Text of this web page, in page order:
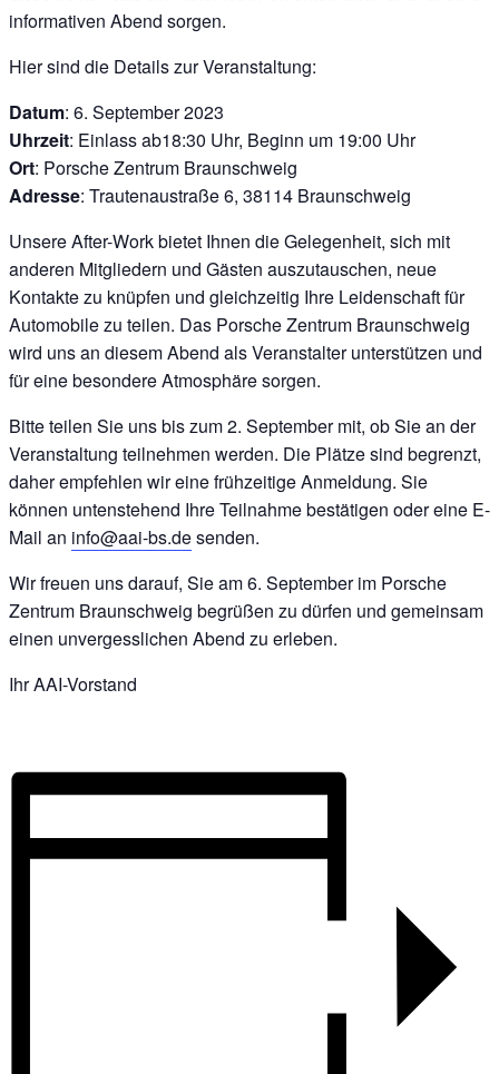
informativen Abend sorgen.
Hier sind die Details zur Veranstaltung:
Datum: 6. September 2023
Uhrzeit: Einlass ab18:30 Uhr, Beginn um 19:00 Uhr
Ort: Porsche Zentrum Braunschweig
Adresse: Trautenaustraße 6, 38114 Braunschweig
Unsere After-Work bietet Ihnen die Gelegenheit, sich mit
anderen Mitgliedern und Gästen auszutauschen, neue
Kontakte zu knüpfen und gleichzeitig Ihre Leidenschaft für
Automobile zu teilen. Das Porsche Zentrum Braunschweig
wird uns an diesem Abend als Veranstalter unterstützen und
für eine besondere Atmosphäre sorgen.
Bitte teilen Sie uns bis zum 2. September mit, ob Sie an der
Veranstaltung teilnehmen werden. Die Plätze sind begrenzt,
daher empfehlen wir eine frühzeitige Anmeldung. Sie
können untenstehend Ihre Teilnahme bestätigen oder eine E-
Mail an info@aai-bs.desenden.
Wir freuen uns darauf, Sie am 6. September im Porsche
Zentrum Braunschweig begrüßen zu dürfen und gemeinsam
einen unvergesslichen Abend zu erleben.
Ihr AAI-Vorstand